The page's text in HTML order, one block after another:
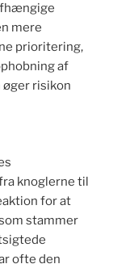
mere
prioritering,
af
risikon
knoglerne til
for at
stammer
ofte den